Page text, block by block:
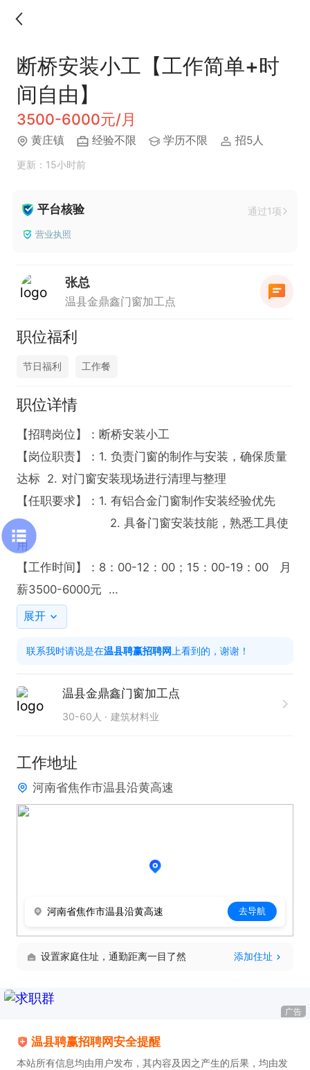
断桥安装小工【工作简单+时
间自由】
3500-6000元/月
黄庄镇 经验不限 学历不限 招5人
更新：15小时前
平台核验 通过1项
营业执照
张总
温县金鼎鑫门窗加工点
职位福利
节日福利 工作餐
职位详情
【招聘岗位】：断桥安装小工
【岗位职责】：1. 负责门窗的制作与安装，确保质量
达标  2. 对门窗安装现场进行清理与整理
【任职要求】：1. 有铝合金门窗制作安装经验优先
                          2. 具备门窗安装技能，熟悉工具使
用
【工作时间】：8：00-12：00；15：00-19：00   月
薪3500-6000元
【福利待遇】：长白班
展开
联系我时请说是在温县聘赢招聘网 上看到的，谢谢！
温县金鼎鑫门窗加工点
30-60人 建筑材料业
工作地址
河南省焦作市温县沿黄高速
河南省焦作市温县沿黄高速 去导航
设置家庭住址，通勤距离一目了然 添加住址
广告
温县聘赢招聘网安全提醒
本站所有信息均由用户发布，其内容及因之产生的后果，均由发